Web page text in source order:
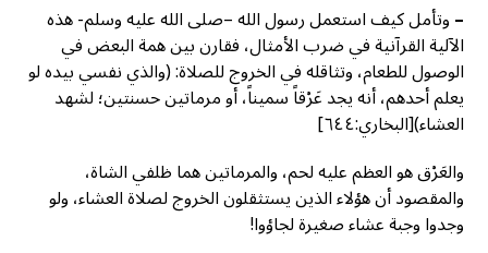
–وتأمل كيف استعمل رسول الله –صلى الله عليه وسلم- هذه
الآلية القرآنية في ضرب الأمثال، فقارن بين همة البعض في
الوصول للطعام، وتثاقله في الخروج للصلاة: (والذي نفسي بيده لو
يعلم أحدهم، أنه يجد عَرْقاً سميناً، أو مرماتين حسنتين؛ لشهد
العشاء)[البخاري:٦٤٤]
والعَرْق هو العظم عليه لحم، والمرماتين هما ظلفي الشاة،
والمقصود أن هؤلاء الذين يستثقلون الخروج لصلاة العشاء، ولو
وجدوا وجبة عشاء صغيرة لجاؤوا!